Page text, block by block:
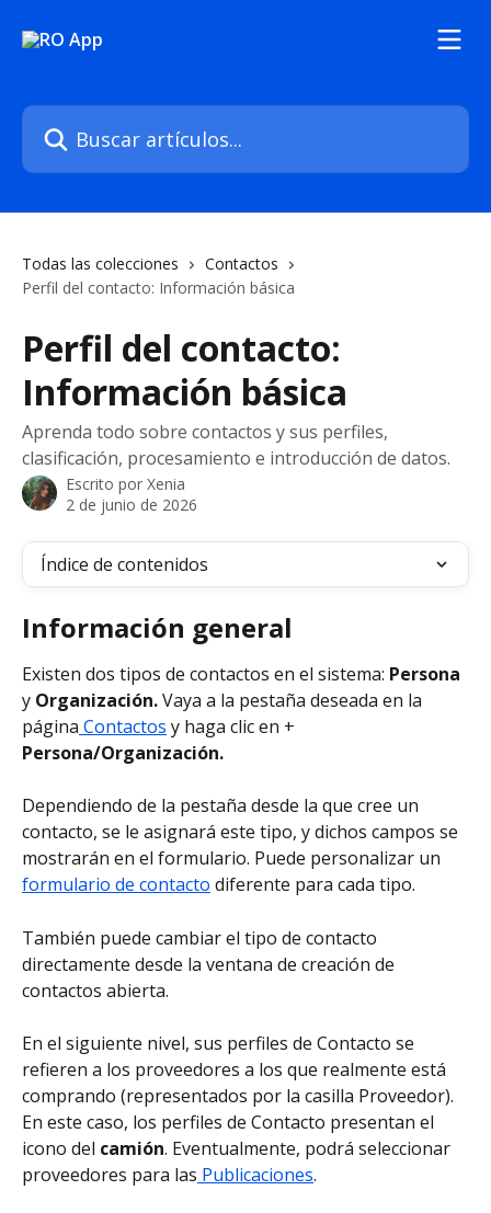
Buscar artículos...
Todas las colecciones
Contactos
Perfil del contacto: Información básica
Perfil del contacto:
Información básica
Aprenda todo sobre contactos y sus perfiles,
clasificación, procesamiento e introducción de datos.
Escrito por Xenia
2 de junio de 2026
Índice de contenidos
Información general
Existen dos tipos de contactos en el sistema: Persona
y Organización. Vaya a la pestaña deseada en la
página Contactos y haga clic en +
Persona/Organización.
Dependiendo de la pestaña desde la que cree un
contacto, se le asignará este tipo, y dichos campos se
mostrarán en el formulario. Puede personalizar un
formulario de contacto diferente para cada tipo.
También puede cambiar el tipo de contacto
directamente desde la ventana de creación de
contactos abierta.
En el siguiente nivel, sus perfiles de Contacto se
refieren a los proveedores a los que realmente está
comprando (representados por la casilla Proveedor).
En este caso, los perfiles de Contacto presentan el
icono del camión. Eventualmente, podrá seleccionar
proveedores para las Publicaciones.